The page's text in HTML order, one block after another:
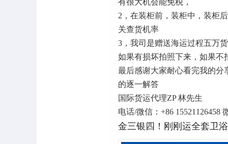
有很大机会能免税，
2，在装柜前，装柜中，装柜
关查货机率
3，我司是赠送海运过程五万
如果有损坏拍照下来，如果不
最后感谢大家耐心看完我的分
的逐一解答
国际货运代理ZP 林先生
电话/微信：+86 15521126458
金三银四！刚刚运全套卫